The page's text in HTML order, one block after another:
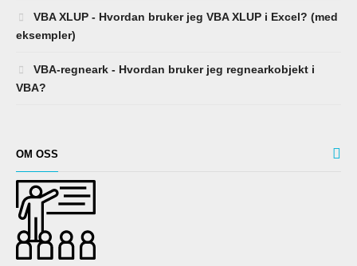
VBA XLUP - Hvordan bruker jeg VBA XLUP i Excel? (med
eksempler)
VBA-regneark - Hvordan bruker jeg regnearkobjekt i
VBA?
OM OSS